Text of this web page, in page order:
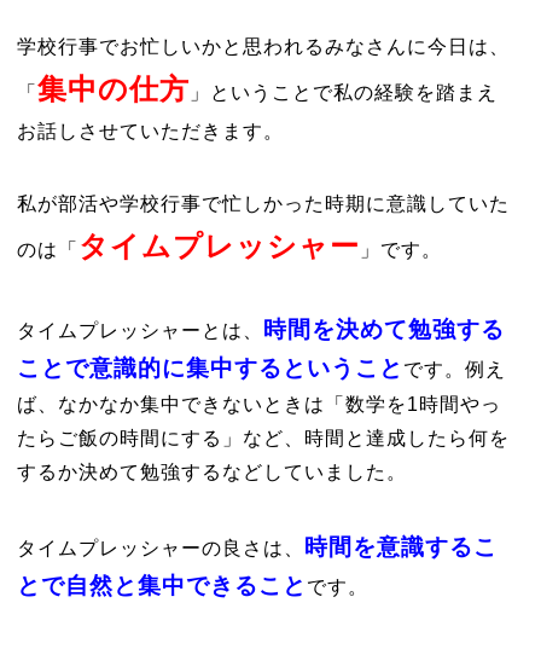
学校行事でお忙しいかと思われるみなさんに今日は、
「 集中の仕方 」ということで私の経験を踏まえ
お話しさせていただきます。
私が部活や学校行事で忙しかった時期に意識していた
のは「 タイムプレッシャー 」です。
タイムプレッシャーとは、
時間を決めて勉強する
ことで意識的に集中するということ です。例え
ば、なかなか集中できないときは「数学を1時間やっ
たらご飯の時間にする」など、時間と達成したら何を
するか決めて勉強するなどしていました。
タイムプレッシャーの良さは、
時間を意識するこ
とで自然と集中できること です。